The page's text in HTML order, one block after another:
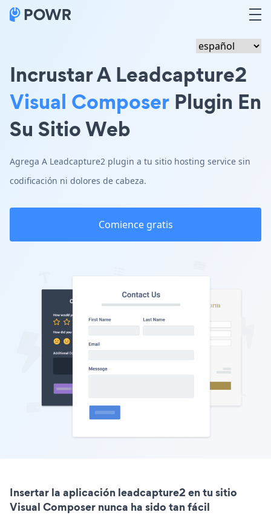
Incrustar A Leadcapture2
Visual Composer Plugin En
Su Sitio Web
Agrega A Leadcapture2 plugin a tu sitio hosting service sin
codificación ni dolores de cabeza.
Comience gratis
Insertar la aplicación leadcapture2 en tu sitio
Visual Composer nunca ha sido tan fácil